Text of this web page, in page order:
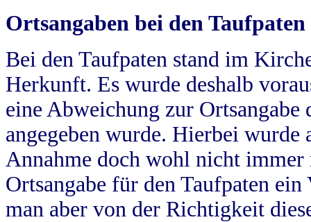
Ortsangaben bei den Taufpaten
Bei den Taufpaten stand im
Herkunft. Es wurde deshalb
eine Abweichung zur
angegeben wurde. Hierbei wurde
Annahme doch wohl nicht
Ortsangabe für den Taufpaten
man aber von der Richtigkeit